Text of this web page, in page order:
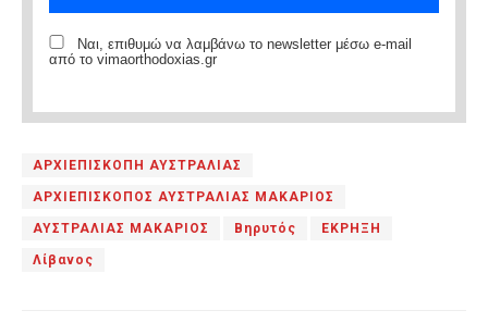
Ναι, επιθυμώ να λαμβάνω το newsletter μέσω e-mail
από το vimaorthodoxias.gr
ΑΡΧΙΕΠΙΣΚΟΠΗ ΑΥΣΤΡΑΛΙΑΣ
ΑΡΧΙΕΠΙΣΚΟΠΟΣ ΑΥΣΤΡΑΛΙΑΣ ΜΑΚΑΡΙΟΣ
ΑΥΣΤΡΑΛΙΑΣ ΜΑΚΑΡΙΟΣ Βηρυτός ΕΚΡΗΞΗ
Λίβανος